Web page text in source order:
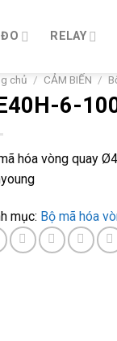
RELAY
chủ / CẢM BIẾN /
6-
hóa vòng quay
mục: Bộ mã hóa